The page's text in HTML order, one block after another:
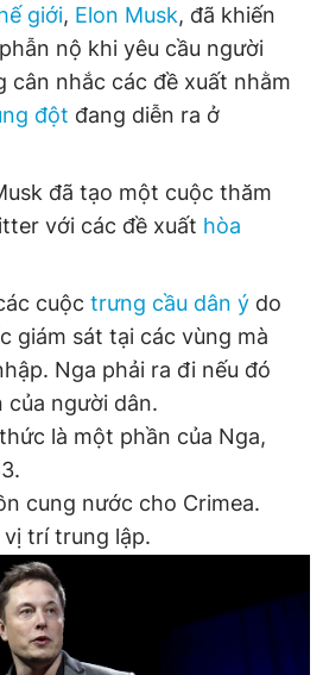
Liên hệ quảng cáo
0908 780 404
RSS Tòa soạn Chính sách bảo
Toàn
trực: Hải Thành
Dũng
Trung
GP - BTTTT cấp ngày 24.3.2020
thuộc về Báo Thanh Niên. Cấm sao
không có sự chấp thuận bằng văn
JSC.
giới, Elon Musk, đã khiến
nộ khi yêu cầu người
cân nhắc các đề xuất nhằm
đột đang diễn ra ở
đã tạo một cuộc thăm
với các đề xuất hòa
cuộc trưng cầu dân ý do
giám sát tại các vùng mà
Nga phải ra đi nếu đó
của người dân.
là một phần của Nga,
cung nước cho Crimea.
trí trung lập.